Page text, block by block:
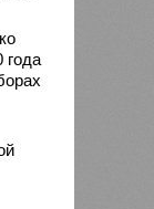
года